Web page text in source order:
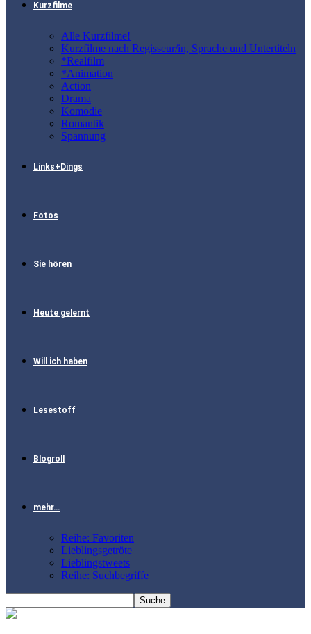
Kurzfilme
Alle Kurzfilme!
Kurzfilme nach Regisseur/in, Sprache und Untertiteln
*Realfilm
*Animation
Action
Drama
Komödie
Romantik
Spannung
Links+Dings
Fotos
Sie hören
Heute gelernt
Will ich haben
Lesestoff
Blogroll
mehr…
Reihe: Favoriten
Lieblingsgetröte
Lieblingstweets
Reihe: Suchbegriffe